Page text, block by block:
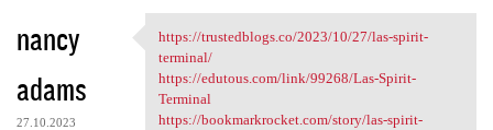
nancy
adams
27.10.2023
https://trustedblogs.co/2023
https://trustedblogs.co/2023/10/27/las-spirit-
terminal/
https://edutous.com/link/99268/Las-Spirit-
Terminal
https://bookmarkrocket.com/story/las-spirit-